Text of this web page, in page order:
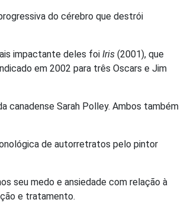
do cérebro que destrói
impactante deles foi Iris (2001), que
em 2002 para três Oscars e Jim
canadense Sarah Polley. Ambos também
de autorretratos pelo pintor
seu medo e ansiedade com relação à
e tratamento.